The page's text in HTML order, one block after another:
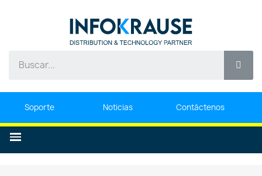
Soporte Noticias Contáctenos